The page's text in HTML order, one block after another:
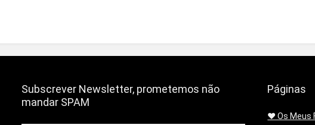
Subscrever Newsletter, prometemos não
mandar SPAM
Páginas
❤️ Os Meus